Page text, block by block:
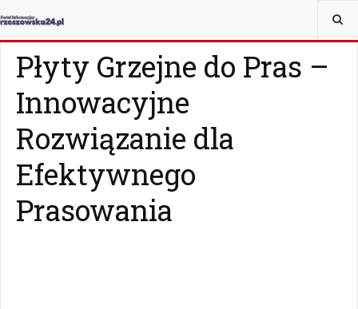
JESTEŚ TUTAJ:
Płyty Grzejne do Pras –
Innowacyjne
Rozwiązanie dla
Efektywnego
Prasowania